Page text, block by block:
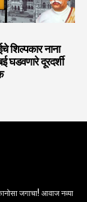
शिल्पकार नाना
घडवणारे दूरदर्शी
जगाचा! आवाज नव्या